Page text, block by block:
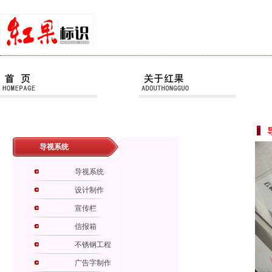
导视系统
导视系统
设计制作
宣传栏
信报箱
不锈钢工程
广告字制作